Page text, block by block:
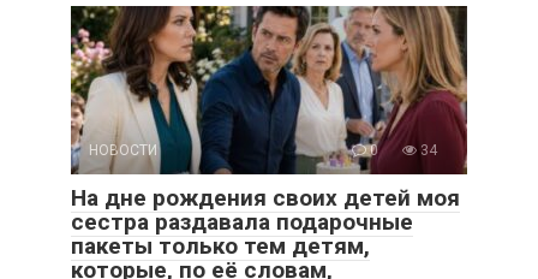
НОВОСТИ 0 34
На дне рождения своих детей моя
сестра раздавала подарочные
пакеты только тем детям,
которые, по её словам,